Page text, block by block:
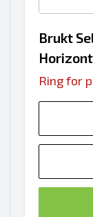
Brukt
Ring for